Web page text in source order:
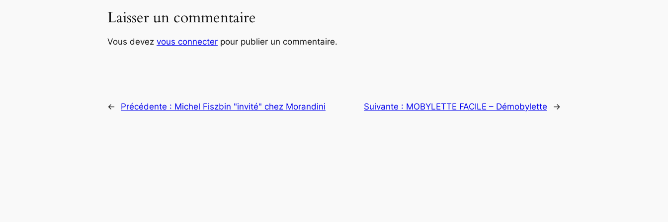
Laisser un commentaire
Vous devez vous connecter pour publier un commentaire.
← Précédente : Michel Fiszbin "invité" chez Morandini Suivante : MOBYLETTE FACILE – Démobylette →